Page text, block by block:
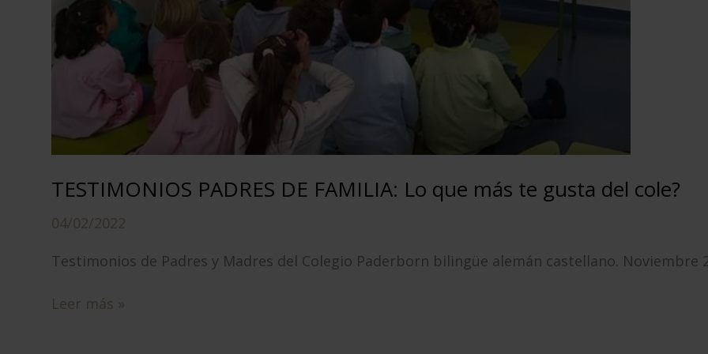
TESTIMONIOS PADRES DE FAMILIA: Lo que más te gusta del cole?
04/02/2022
Testimonios de Padres y Madres del Colegio Paderborn bilingüe alemán castellano. Noviembre
TESTIMONIOS
Leer más »